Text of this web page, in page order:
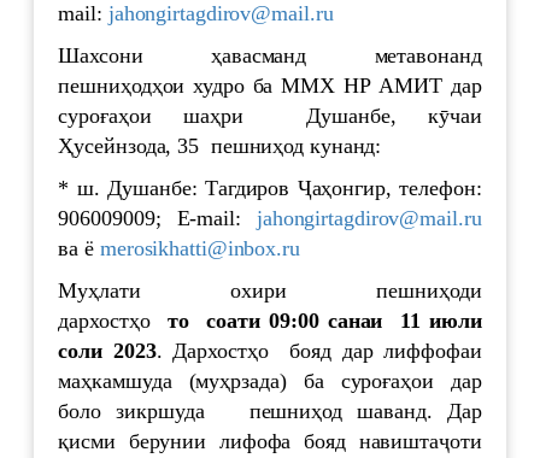
mail: jahongirtagdirov@mail.ru
Шахсони ҳавасманд метавонанд
пешниҳодҳои худро ба ММХ НР АМИТ дар
суроғаҳои шаҳри Душанбе, кӯчаи
Ҳусейнзода, 35 пешниҳод кунанд:
* ш. Душанбе: Тагдиров Ҷаҳонгир, телефон:
906009009; E-mail: jahongirtagdirov@mail.ru
ва ё merosikhatti@inbox.ru
Муҳлати охири пешниҳоди
дархостҳото соати 09:00 санаи 11 июли
соли 2023. Дархостҳо бояд дар лиффофаи
маҳкамшуда (муҳрзада) ба суроғаҳои дар
боло зикршуда пешниҳод шаванд. Дар
қисми берунии лифофа бояд навиштаҷоти